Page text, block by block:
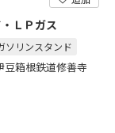
ＬＰガス
ソリンスタンド
箱根鉄道修善寺